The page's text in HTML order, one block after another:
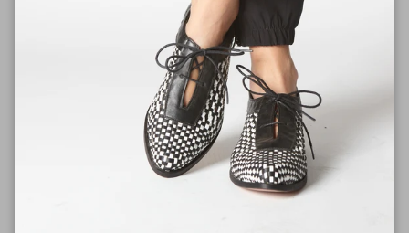
Reviews por Whatsapp by